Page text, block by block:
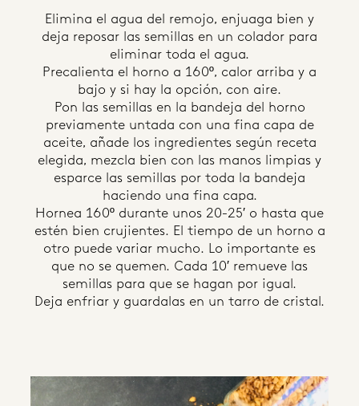
Elimina el agua del remojo, enjuaga bien y
deja reposar las semillas en un colador para
eliminar toda el agua.
Precalienta el horno a 160º, calor arriba y a
bajo y si hay la opción, con aire.
Pon las semillas en la bandeja del horno
previamente untada con una fina capa de
aceite, añade los ingredientes según receta
elegida, mezcla bien con las manos limpias y
esparce las semillas por toda la bandeja
haciendo una fina capa.
Hornea 160º durante unos 20-25′ o hasta que
estén bien crujientes. El tiempo de un horno a
otro puede variar mucho. Lo importante es
que no se quemen. Cada 10′ remueve las
semillas para que se hagan por igual.
Deja enfriar y guardalas en un tarro de cristal.